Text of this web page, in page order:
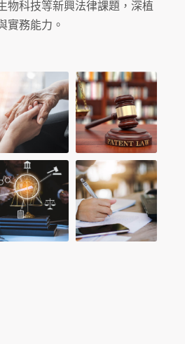
物科技等新興法律課題，深植
實務能力。